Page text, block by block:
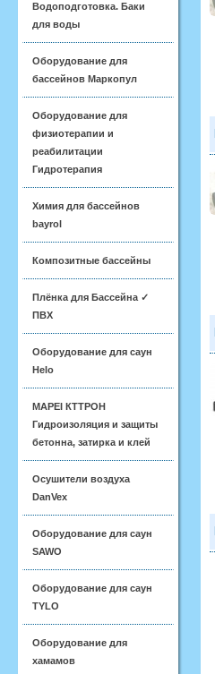
Водоподготовка. Баки
для воды
Оборудование для
бассейнов Маркопул
Оборудование для
физиотерапии и
реабилитации
Гидротерапия
Химия для бассейнов
bayrol
Композитные бассейны
Плёнка для Бассейна ✓
ПВХ
Оборудование для саун
Helo
MAPEI КТТРОН
Гидроизоляция и защиты
бетонна, затирка и клей
Осушители воздуха
DanVex
Оборудование для саун
SAWO
Оборудование для саун
TYLO
Оборудование для
хамамов